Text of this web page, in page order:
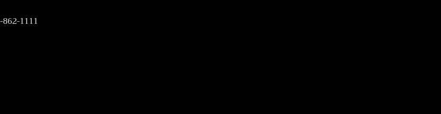
862-1111